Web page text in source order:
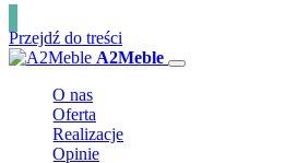
Przejdź do treści
A2Meble
O nas
Oferta
Realizacje
Opinie